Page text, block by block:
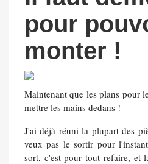
pour
monter !
Maintenant que les plans pour
mettre les mains dedans !
J'ai déjà réuni la plupart des
veux pas le sortir pour
sort, c'est pour tout refaire, et